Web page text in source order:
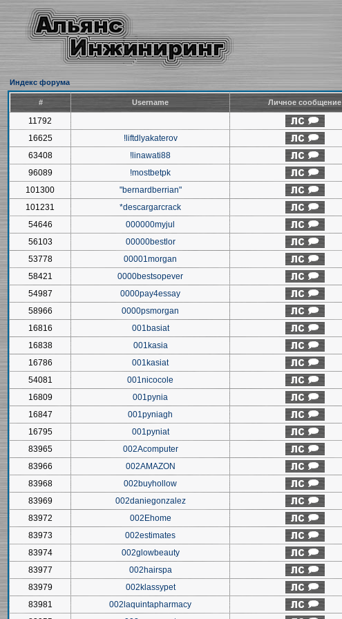
Индекс форума
# Username Личное сообщение
11792
16625
!liftdlyakaterov
63408
!linawati88
96089
!mostbetpk
101300
"bernardberrian"
101231
*descargarcrack
54646
000000myjul
56103
00000bestlor
53778
00001morgan
58421
0000bestsopever
54987
0000pay4essay
58966
0000psmorgan
16816
001basiat
16838
001kasia
16786
001kasiat
54081
001nicocole
16809
001pynia
16847
001pyniagh
16795
001pyniat
83965
002Acomputer
83966
002AMAZON
83968
002buyhollow
83969
002daniegonzalez
83972
002Ehome
83973
002estimates
83974
002glowbeauty
83977
002hairspa
83979
002klassypet
83981
002laquintapharmacy